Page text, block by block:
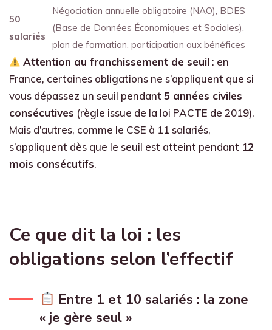
50
salariés
Négociation annuelle obligatoire (NAO), BDES
(Base de Données Économiques et Sociales),
plan de formation, participation aux bénéfices
Attention au franchissement de seuil : en
France, certaines obligations ne s’appliquent que si
vous dépassez un seuil pendant 5 années civiles
consécutives (règle issue de la loi PACTE de 2019).
Mais d’autres, comme le CSE à 11 salariés,
s’appliquent dès que le seuil est atteint pendant 12
mois consécutifs.
Ce que dit la loi : les
obligations selon l’effectif
Entre 1 et 10 salariés : la zone
« je gère seul »